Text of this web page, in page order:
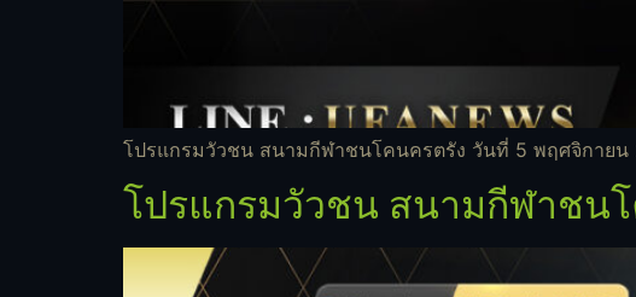
โปรแกรมวัวชน สนามกีฬาชนโคนครตรัง วันที่ 5 พฤศจิกาย
โปรแกรมวัวชน สนามกีฬาชน